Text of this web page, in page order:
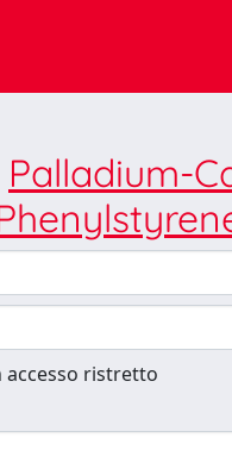
Palladium-
ristretto